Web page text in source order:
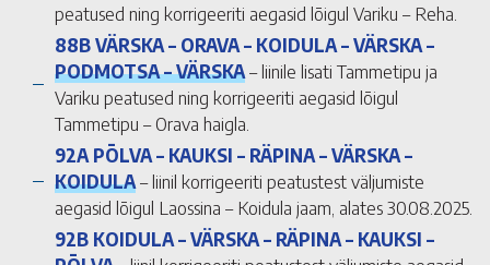
peatused ning korrigeeriti aegasid lõigul Variku – Reha.
88B VÄRSKA – ORAVA – KOIDULA – VÄRSKA –
PODMOTSA – VÄRSKA– liinile lisati Tammetipu ja
Variku peatused ning korrigeeriti aegasid lõigul
Tammetipu – Orava haigla.
92A PÕLVA – KAUKSI – RÄPINA – VÄRSKA –
KOIDULA– liinil korrigeeriti peatustest väljumiste
aegasid lõigul Laossina – Koidula jaam, alates 30.08.2025.
92B KOIDULA – VÄRSKA – RÄPINA – KAUKSI –